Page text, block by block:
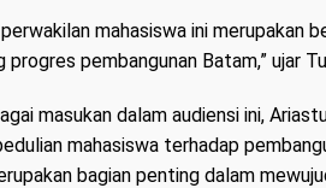
mahasiswa ini merupakan
progres pembangunan Batam,” ujar
masukan dalam audiensi ini,
mahasiswa terhadap
bagian penting dalam